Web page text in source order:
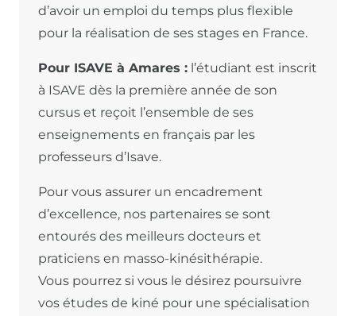
d’avoir un emploi du temps plus flexible
pour la réalisation de ses stages en France.
Pour ISAVE à Amares : l’étudiant est inscrit
à ISAVE dès la première année de son
cursus et reçoit l’ensemble de ses
enseignements en français par les
professeurs d’Isave.
Pour vous assurer un encadrement
d’excellence, nos partenaires se sont
entourés des meilleurs docteurs et
praticiens en masso-kinésithérapie.
Vous pourrez si vous le désirez poursuivre
vos études de kiné pour une spécialisation